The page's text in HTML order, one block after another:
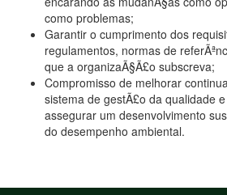
como problemas;
Garantir o cumprimento dos
regulamentos, normas de
que a organizaÃ§Ã£o subscreva;
Compromisso de melhorar
sistema de gestÃ£o da qualidade
assegurar um desenvolvimento
do desempenho ambiental.